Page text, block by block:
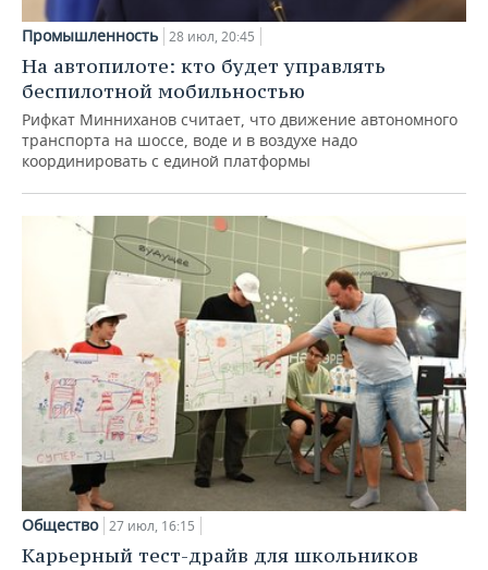
Промышленность 28 июл, 20:45
На автопилоте: кто будет управлять
беспилотной мобильностью
Рифкат Минниханов считает, что движение автономного
транспорта на шоссе, воде и в воздухе надо
координировать с единой платформы
Общество 27 июл, 16:15
Карьерный тест-драйв для школьников